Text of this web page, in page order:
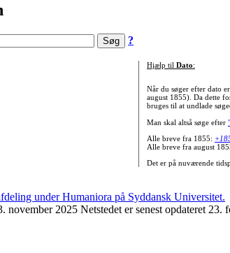
?
Hjælp til Dato:
Når du søger efter dato
august 1855). Da dette
bruges til at undlade
Man skal altså søge efter
Alle breve fra 1855:
Alle breve fra august
Det er på nuværende
november 2025 Netstedet er senest opdateret 23.